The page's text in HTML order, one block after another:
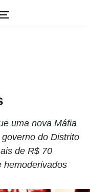
uma nova Máfia
do Distrito
de R$ 70
hemoderivados